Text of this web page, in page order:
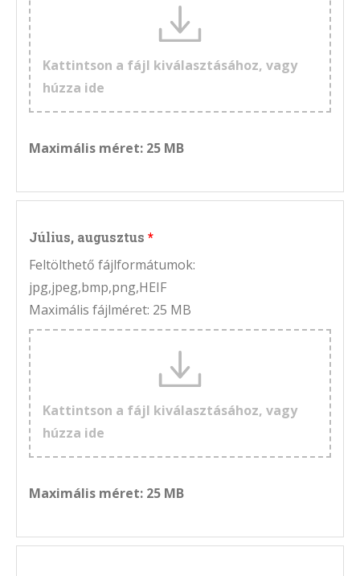
Kattintson a fájl kiválasztásához, vagy
húzza ide
Maximális méret: 25 MB
Július, augusztus
Feltölthető fájlformátumok:
jpg,jpeg,bmp,png,HEIF
Maximális fájlméret: 25 MB
Kattintson a fájl kiválasztásához, vagy
húzza ide
Maximális méret: 25 MB